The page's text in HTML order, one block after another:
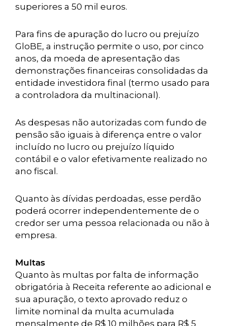
superiores a 50 mil euros.
Para fins de apuração do lucro ou prejuízo
GloBE, a instrução permite o uso, por cinco
anos, da moeda de apresentação das
demonstrações financeiras consolidadas da
entidade investidora final (termo usado para
a controladora da multinacional).
As despesas não autorizadas com fundo de
pensão são iguais à diferença entre o valor
incluído no lucro ou prejuízo líquido
contábil e o valor efetivamente realizado no
ano fiscal.
Quanto às dívidas perdoadas, esse perdão
poderá ocorrer independentemente de o
credor ser uma pessoa relacionada ou não à
empresa.
Multas
Quanto às multas por falta de informação
obrigatória à Receita referente ao adicional e
sua apuração, o texto aprovado reduz o
limite nominal da multa acumulada
mensalmente de R$ 10 milhões para R$ 5